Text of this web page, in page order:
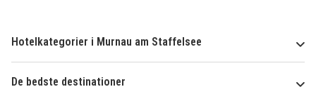
Hotelkategorier i Murnau am Staffelsee
De bedste destinationer